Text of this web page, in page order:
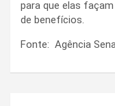
para que elas
de benefícios.
Fonte: Agência